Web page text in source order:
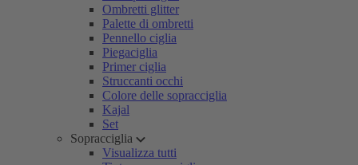
Ombretti glitter
Palette di ombretti
Pennello ciglia
Piegaciglia
Primer ciglia
Struccanti occhi
Colore delle sopracciglia
Kajal
Set
Sopracciglia
Visualizza tutti